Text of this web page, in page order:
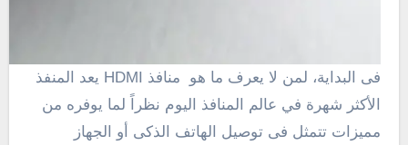
فى البداية، لمن لا يعرف ما هو منافذ HDMI يعد المنفذ
الأكثر شهرة في عالم المنافذ اليوم نظراً لما يوفره من
مميزات تتمثل فى توصيل الهاتف الذكى أو الجهاز